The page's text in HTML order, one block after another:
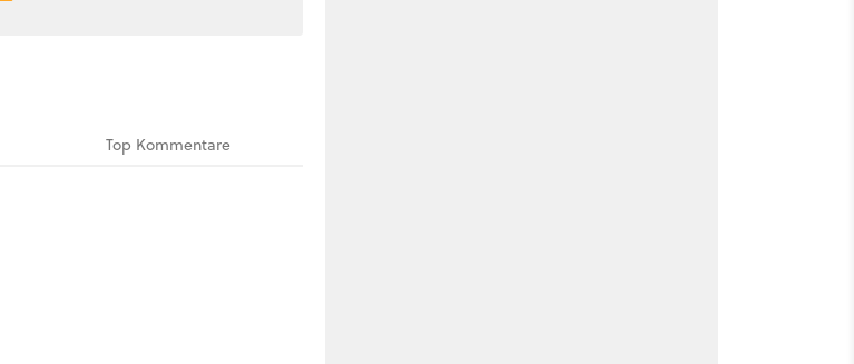
Top Kommentare